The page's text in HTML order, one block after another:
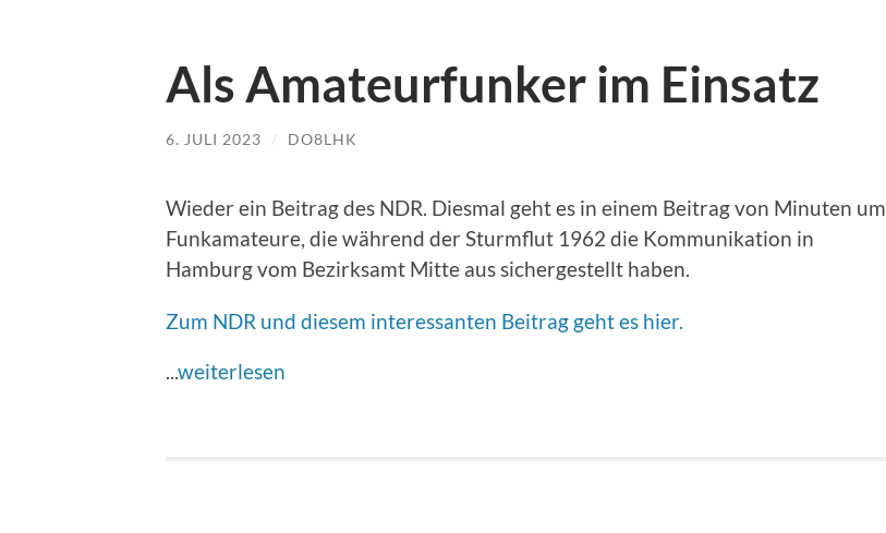
Als Amateurfunker im Einsatz
6. JULI 2023 / DO8LHK
Wieder ein Beitrag des NDR. Diesmal geht es in einem Beitrag von Minuten um
Funkamateure, die während der Sturmflut 1962 die Kommunikation in
Hamburg vom Bezirksamt Mitte aus sichergestellt haben.
Zum NDR und diesem interessanten Beitrag geht es hier.
...weiterlesen